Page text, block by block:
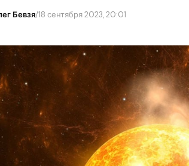
Бевзя/18 сентября 2023, 20:01